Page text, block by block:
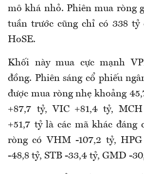
mô khá nhỏ. Phiên mua ròng
tuần trước cũng chỉ có 338 tỷ
HoSE.
Khối này mua cực mạnh
đồng. Phiên sáng cổ phiếu
được mua ròng nhẹ khoảng
+87,7 tỷ, VIC +81,4 tỷ,
+51,7 tỷ là các mã khác đáng
ròng có VHM -107,2 tỷ,
-48,8 tỷ, STB -33,4 tỷ, GMD -